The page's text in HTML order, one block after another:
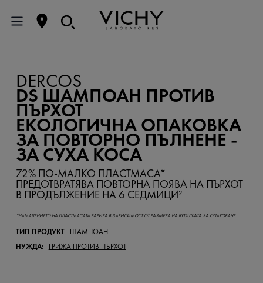
DERCOS
DS ШАМПОАН ПРОТИВ
ПЪРХОТ
ЕКОЛОГИЧНА ОПАКОВКА
ЗА ПОВТОРНО ПЪЛНЕНЕ -
ЗА СУХА КОСА
72% ПО-МАЛКО ПЛАСТМАСА*
ПРЕДОТВРАТЯВА ПОВТОРНА ПОЯВА НА ПЪРХОТ
В ПРОДЪЛЖЕНИЕ НА 6 СЕДМИЦИ²
*НАМАЛЕНИЕТО НА ПЛАСТМАСАТА ВАРИРА В ЗАВИСИМОСТ ОТ РАЗМЕРА НА БУТИЛКАТА ЗА ОПАКОВАНЕ.
ТИП ПРОДУКТ
ШАМПОАН
НУЖДА:
ГРИЖА ПРОТИВ ПЪРХОТ